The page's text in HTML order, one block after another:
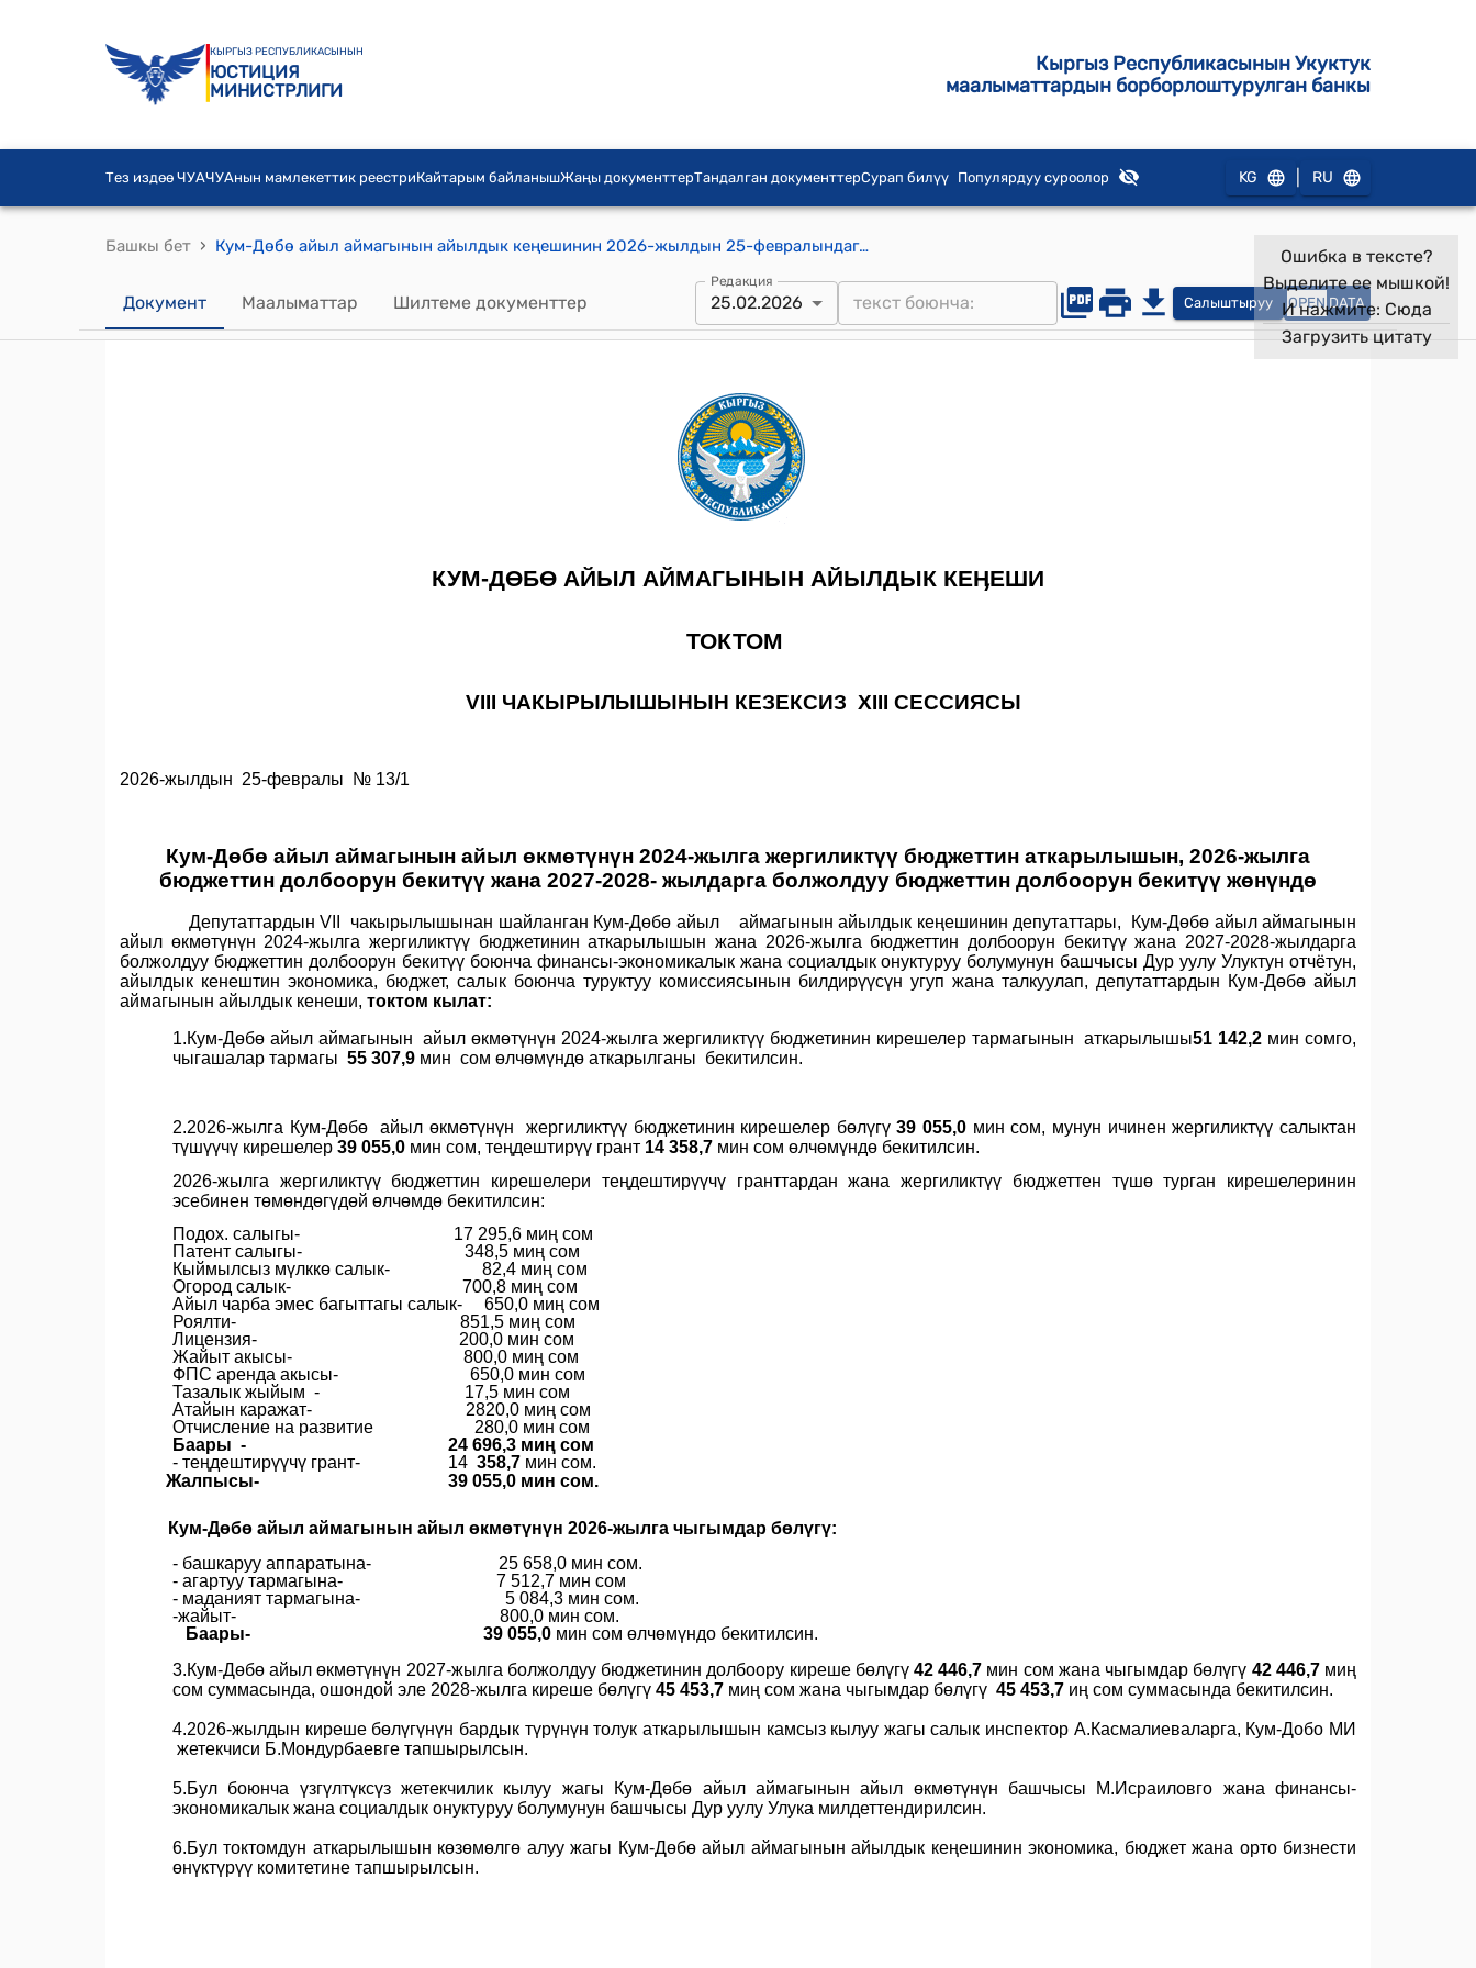
КЫРГЫЗ РЕСПУБЛИКАСЫНЫН
ЮСТИЦИЯ
МИНИСТРЛИГИ
Кыргыз Республикасынын Укуктук
маалыматтардын борборлоштурулган банкы
Тез издөө ЧУАЧУАнын мамлекеттик реестриКайтарым байланышЖаңы документтерТандалган документтерСурап билүү Популярдуу суроолор KG RU
Башкы бет › Кум-Дөбө айыл аймагынын айылдык кеңешинин 2026-жылдын 25-февралындагы №13/1 "Кум-Дөбө айыл аймагынын айыл өкмөтүнүн 2024-жылга жергиликтүү бюджеттин аткарылышын, 2026-жылга бюджеттин долбоорун бекитүү жана 2027-2028- жылдарга болжолдуу бюджеттин долбоорун бекитүү жөнүндө" Токтому
Документ Маалыматтар Шилтеме документтер
Редакция
25.02.2026 Салыштыруу OPEN DATA
Ошибка в тексте?
Выделите ее мышкой!
И нажмите: Сюда
Загрузить цитату